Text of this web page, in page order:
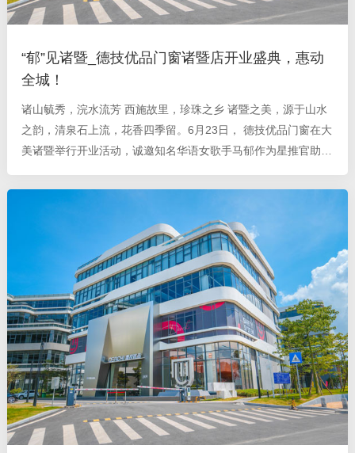
“郁”见诸暨_德技优品门窗诸暨店开业盛典，惠动
全城！
诸山毓秀，浣水流芳 西施故里，珍珠之乡 诸暨之美，源于山水
之韵，清泉石上流，花香四季留。6月23日， 德技优品门窗在大
美诸暨举行开业活动，诚邀知名华语女歌手马郁作为星推官助阵
一场别开生面、精彩纷呈